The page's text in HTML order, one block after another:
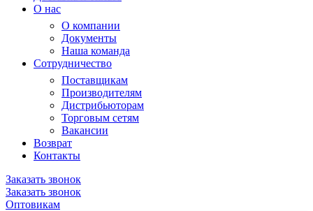
О нас
О компании
Документы
Наша команда
Сотрудничество
Поставщикам
Производителям
Дистрибьюторам
Торговым сетям
Вакансии
Возврат
Контакты
Заказать звонок
Заказать звонок
Оптовикам